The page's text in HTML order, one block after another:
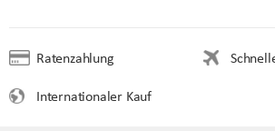
Ratenzahlung
Internationaler Kauf